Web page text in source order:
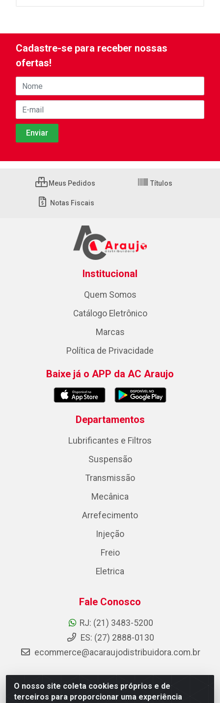
O nosso site coleta cookies próprios e de
terceiros para proporcionar uma experiência
Cadastre-se para receber nossas
ofertas!
Meus Pedidos Títulos
Notas Fiscais
Institucional
Quem Somos
Catálogo Eletrônico
Marcas
Política de Privacidade
Baixe já o APP da AC Araujo
Departamentos
Lubrificantes e Filtros
Suspensão
Transmissão
Mecânica
Arrefecimento
Injeção
Freio
Eletrica
Fale Conosco
RJ: (21) 3483-5200
ES: (27) 2888-0130
ecommerce@acaraujodistribuidora.com.br
AC Araujo Distribuidora - Rua Carneiro de Campos, 42 -